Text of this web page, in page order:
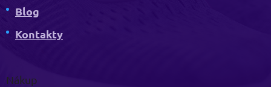
Blog
Kontakty
Nákup